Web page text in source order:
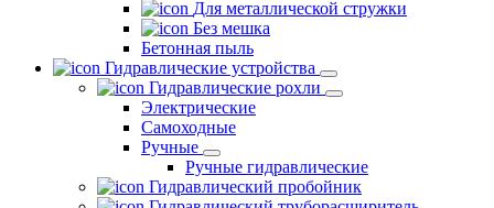
Для металлической стружки
Без мешка
Бетонная пыль
Гидравлические устройства
Гидравлические рохли
Электрические
Самоходные
Ручные
Ручные гидравлические
Гидравлический пробойник